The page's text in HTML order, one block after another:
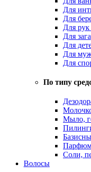
Для
Для
Для
Для
Для
Для
Для
По типу
Мыло,
Соли,
Волосы